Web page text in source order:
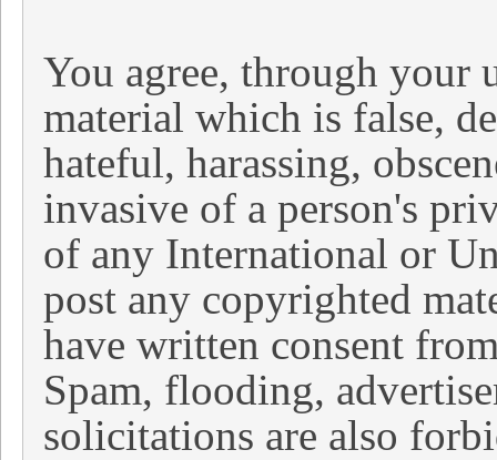
You agree, through your
material which is false,
hateful, harassing,
invasive of a person's
of any International or
post any copyrighted
have written consent
Spam, flooding,
solicitations are also